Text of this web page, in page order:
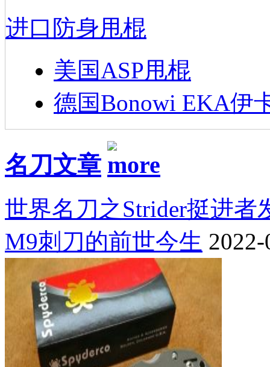
进口防身甩棍
美国ASP甩棍
德国Bonowi EKA伊
名刀文章
世界名刀之Strider挺进者
M9刺刀的前世今生